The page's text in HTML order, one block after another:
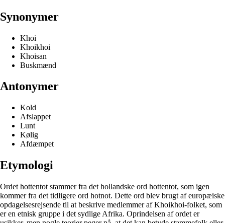
Synonymer
Khoi
Khoikhoi
Khoisan
Buskmænd
Antonymer
Kold
Afslappet
Lunt
Kølig
Afdæmpet
Etymologi
Ordet hottentot stammer fra det hollandske ord hottentot, som igen
kommer fra det tidligere ord hotnot. Dette ord blev brugt af europæiske
opdagelsesrejsende til at beskrive medlemmer af Khoikhoi-folket, som
er en etnisk gruppe i det sydlige Afrika. Oprindelsen af ordet er